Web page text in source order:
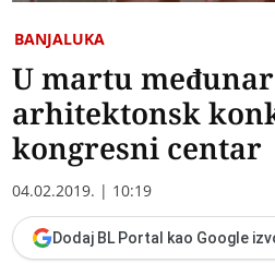
BANJALUKA
U martu
arhitektonsk
kongresni centar
04.02.2019. | 10:19
Dodaj BL Portal kao Google